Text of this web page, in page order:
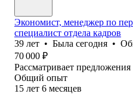
Экономист, менеджер по
специалист отдела кадров
39 лет • Была сегодня •
70 000 ₽
Рассматривает предложения
Общий опыт
15 лет 6 месяцев